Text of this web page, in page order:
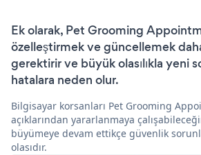
Ek olarak, Pet Grooming
özelleştirmek ve güncellemek
gerektirir ve büyük olasılıkla yeni
hatalara neden olur.
Bilgisayar korsanları Pet Grooming
açıklarından yararlanmaya
büyümeye devam ettikçe güvenlik
olasıdır.